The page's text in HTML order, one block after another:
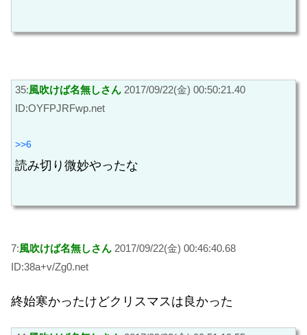
35:風吹けば名無しさん 2017/09/22(金) 00:50:21.40
ID:OYFPJRFwp.net
>>6
読み切り微妙やったな
7:風吹けば名無しさん 2017/09/22(金) 00:46:40.68
ID:38a+v/Zg0.net
終始寒かったけどクリスマスは良かった